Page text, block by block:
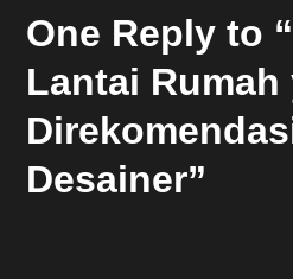
One Reply to
Lantai
Desainer”